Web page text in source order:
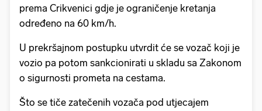
prema Crikvenici gdje je ograničenje kretanja
određeno na 60 km/h.
U prekršajnom postupku utvrdit će se vozač koji je
vozio pa potom sankcionirati u skladu sa Zakonom
o sigurnosti prometa na cestama.
Što se tiče zatečenih vozača pod utjecajem